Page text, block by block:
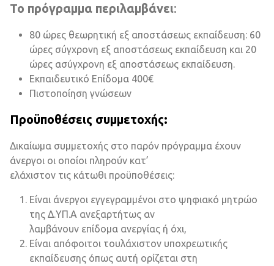
Το πρόγραμμα περιλαμβάνει:
80 ώρες θεωρητική εξ αποστάσεως εκπαίδευση: 60
ώρες σύγχρονη εξ αποστάσεως εκπαίδευση και 20
ώρες ασύγχρονη εξ αποστάσεως εκπαίδευση.
Εκπαιδευτικό Επίδομα 400€
Πιστοποίηση γνώσεων
Προϋποθέσεις συμμετοχής:
Δικαίωμα συμμετοχής στο παρόν πρόγραμμα έχουν
άνεργοι οι οποίοι πληρούν κατ’
ελάχιστον τις κάτωθι προϋποθέσεις:
Είναι άνεργοι εγγεγραμμένοι στο ψηφιακό μητρώο
της Δ.ΥΠ.Α ανεξαρτήτως αν
λαμβάνουν επίδομα ανεργίας ή όχι,
Είναι απόφοιτοι τουλάχιστον υποχρεωτικής
εκπαίδευσης όπως αυτή ορίζεται στη